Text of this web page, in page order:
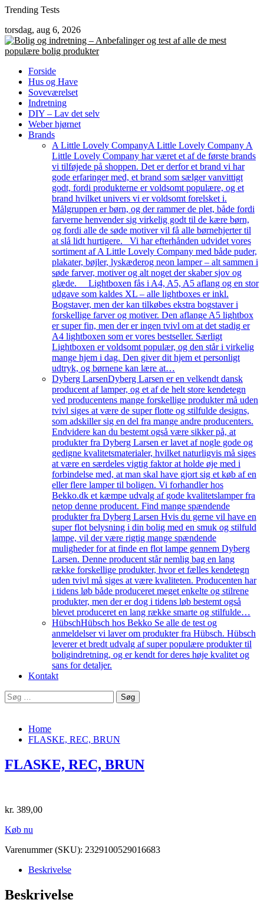
Skip
content
Trending Tests
torsdag, aug 6, 2026
Forside
Hus og Have
Soveværelset
Indretning
DIY – Lav det selv
Weber hjørnet
Brands
A Little Lovely CompanyA Little Lovely Company A
Little Lovely Company har været et af de første brands
vi tilføjede på shoppen. Det er derfor et brand vi har
gode erfaringer med, et brand som sælger vanvittigt
godt, fordi produkterne er voldsomt populære, og et
brand hvilket univers vi er voldsomt forelsket i.
Målgruppen er børn, og der rammer de plet, både fordi
farverne henvender sig virkelig godt til de kære børn,
og fordi alle de søde motiver vil få alle børnehjerter til
at slå lidt hurtigere. Vi har efterhånden udvidet vores
sortiment af A Little Lovely Company med både puder,
plakater, bøjler, lyskæderog neon lamper – alt sammen i
søde farver, motiver og alt noget der skaber sjov og
glæde. Lightboxen fås i A4, A5, A5 aflang og en stor
udgave som kaldes XL – alle lightboxes er inkl.
Bogstaver, men der kan tilkøbes ekstra bogstaver i
forskellige farver og motiver. Den aflange A5 lightbox
er super fin, men der er ingen tvivl om at det stadig er
A4 lightboxen som er vores bestseller. Særligt
Lightboxen er voldsomt populær, og den står i virkelig
mange hjem i dag. Den giver dit hjem et personligt
udtryk, og børnene kan lære at…
Dyberg LarsenDyberg Larsen er en velkendt dansk
producent af lamper, og et af de helt store kendetegn
ved producentens mange forskellige produkter må uden
tvivl siges at være de super flotte og stilfulde designs,
som adskiller sig en del fra mange andre producenters.
Endvidere kan du bestemt også være sikker på, at
produkter fra Dyberg Larsen er lavet af nogle gode og
gedigne kvalitetsmaterialer, hvilket naturligvis må siges
at være en særdeles vigtig faktor at holde øje med i
forbindelse med, at man skal have gjort sig et køb af en
eller flere lamper til boligen. Vi forhandler hos
Bekko.dk et kæmpe udvalg af gode kvalitetslamper fra
netop denne producent. Find mange spændende
produkter fra Dyberg Larsen Hvis du gerne vil have en
super flot belysning i din bolig med en smuk og stilfuld
lampe, vil der være rigtig mange spændende
muligheder for at finde en flot lampe gennem Dyberg
Larsen. Denne producent står nemlig bag en lang
række forskellige produkter, hvor et fælles kendetegn
uden tvivl må siges at være kvaliteten. Producenten har
i tidens løb både produceret meget enkelte og stilrene
produkter, men der er dog i tidens løb bestemt også
blevet produceret en lang række smarte og stilfulde…
HübschHübsch hos Bekko Se alle de test og
anmeldelser vi laver om produkter fra Hübsch. Hübsch
leverer et bredt udvalg af super populære produkter til
boligindretning, og er kendt for deres høje kvalitet og
sans for detaljer.
Kontakt
Søg
efter:
Home
FLASKE, REC, BRUN
FLASKE, REC, BRUN
kr. 389,00
Køb nu
Varenummer (SKU): 2329100529016683
Beskrivelse
Beskrivelse